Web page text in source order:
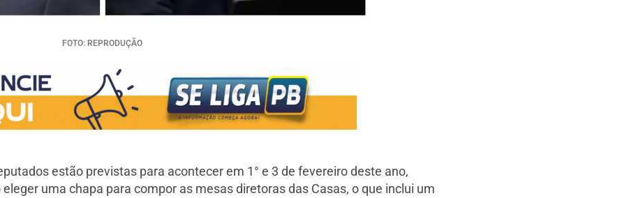
FOTO: REPRODUÇÃO
estão previstas para acontecer em 1° e 3 de fevereiro deste ano,
uma chapa para compor as mesas diretoras das Casas, o que inclui um